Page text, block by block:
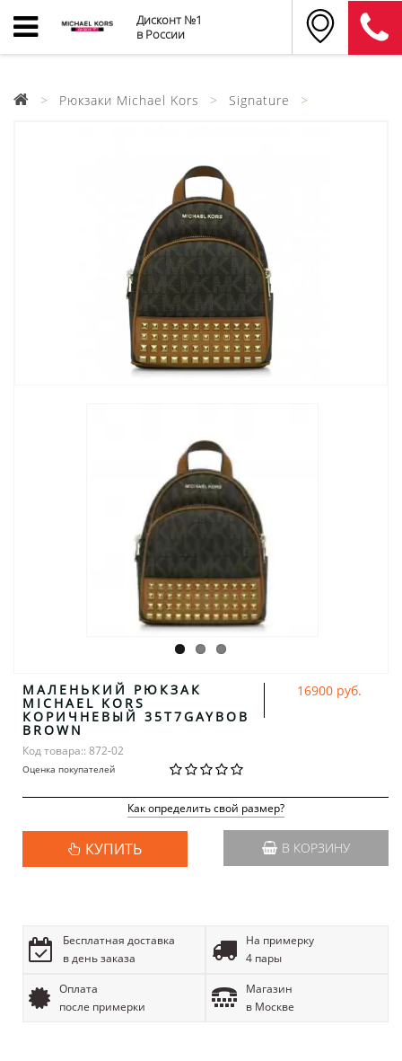
Дисконт №1
в России
Рюкзаки Michael Kors Signature
МАЛЕНЬКИЙ РЮКЗАК
MICHAEL KORS
КОРИЧНЕВЫЙ 35T7GAYBOB
BROWN
Код товара:: 872-02
Оценка покупателей
16900 руб.
Как определить свой размер?
КУПИТЬ В КОРЗИНУ
Бесплатная доставка
в день заказа
На примерку
4 пары
Оплата
после примерки
Магазин
в Москве